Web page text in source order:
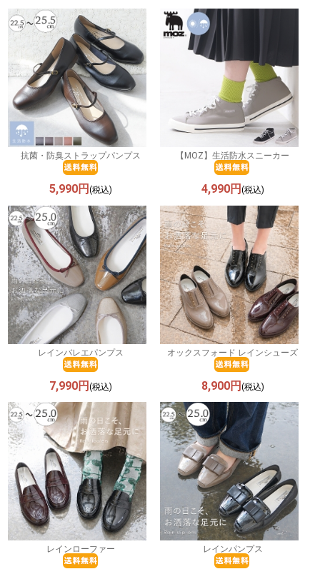
抗菌・防臭ストラップパンプス
5,990円(税込)
【MOZ】生活防水スニーカー
4,990円 (税込)
レインバレエパンプス
7,990円(税込)
オックスフォード レインシューズ
8,900円 (税込)
レインローファー レインパンプス